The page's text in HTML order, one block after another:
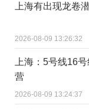
上海有出现龙卷
2026-08-09 13:26:32
上海：5号线16
营
2026-08-09 13:24:37